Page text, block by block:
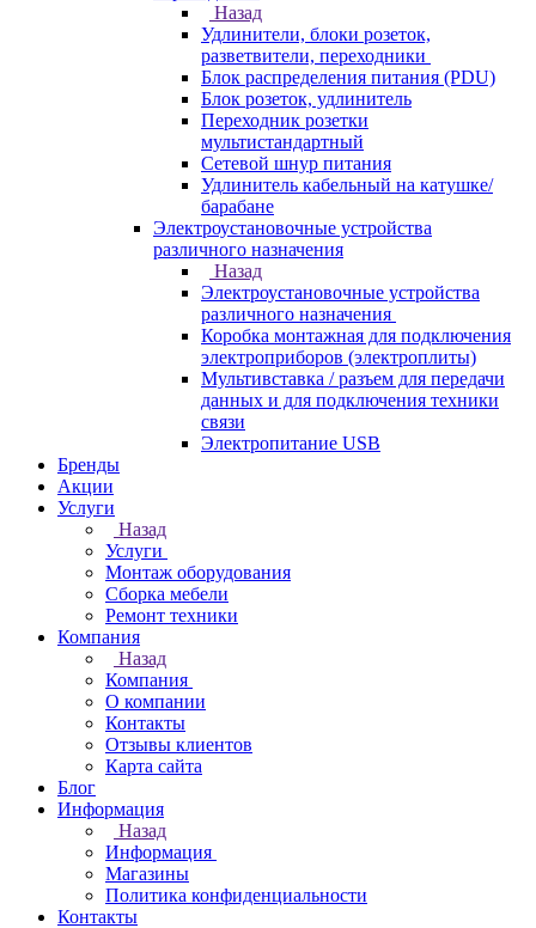
Назад
Удлинители, блоки розеток,
разветвители, переходники
Блок распределения питания (PDU)
Блок розеток, удлинитель
Переходник розетки
мультистандартный
Сетевой шнур питания
Удлинитель кабельный на катушке/
барабане
Электроустановочные устройства
различного назначения
Назад
Электроустановочные устройства
различного назначения
Коробка монтажная для подключения
электроприборов (электроплиты)
Мультивставка / разъем для передачи
данных и для подключения техники
связи
Электропитание USB
Бренды
Акции
Услуги
Назад
Услуги
Монтаж оборудования
Сборка мебели
Ремонт техники
Компания
Назад
Компания
О компании
Контакты
Отзывы клиентов
Карта сайта
Блог
Информация
Назад
Информация
Магазины
Политика конфиденциальности
Контакты